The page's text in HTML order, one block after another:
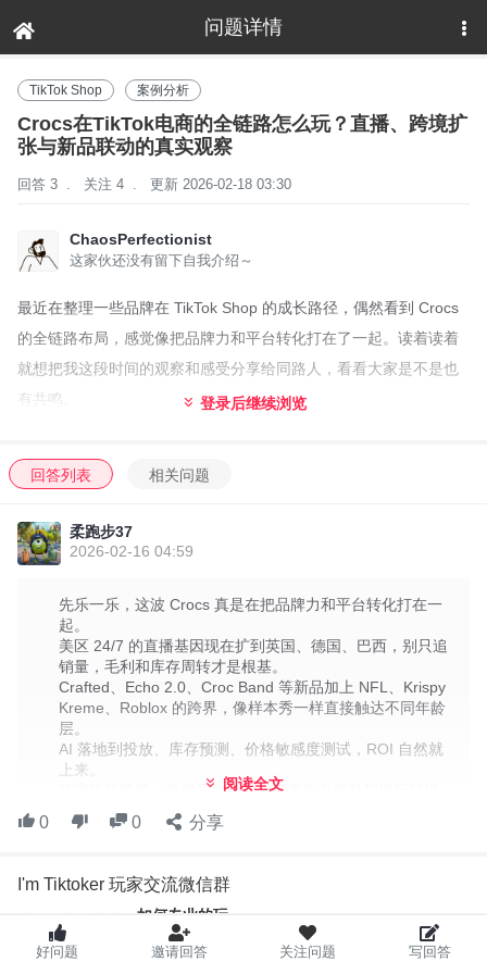
问题详情
下拉刷新
TikTok Shop 案例分析
Crocs在TikTok电商的全链路怎么玩？直播、跨境扩
张与新品联动的真实观察
回答 3 . 关注 4 . 更新 2026-02-18 03:30
ChaosPerfectionist
这家伙还没有留下自我介绍～
最近在整理一些品牌在 TikTok Shop 的成长路径，偶然看到 Crocs
的全链路布局，感觉像把品牌力和平台转化打在了一起。读着读着
就想把我这段时间的观察和感受分享给同路人，看看大家是不是也
有共鸣。
来长期增长。美区曾经在一个月内实现24/7 的直播基因，现在还在
扩展到英国、德国、巴西等市场。对我这个新手来说，这就像提
醒：别光追销量，毛利和库存周转也要放在心上，才是稳步增长的
根基。
Croc Band 等新线，加上凉鞋、跨界合作（NFL、Krispy Kreme、
Roblox），都是增量来源。视频里做样品秀和短评，能更直观地触
达不同年龄层，试水跨界联名也能带来新鲜感。
多元化产品线拉动全渠道成长，凉鞋、拖鞋等品类表现不错，Gen
Z 也对 Unforggettable 系列和与 Millie Bobby Brown 的合作有口碑
效应。我的感受是：跟进热卖品类的素材节奏，给新品做预热，节
到底贵在什么地方？社交电商能力成了核心资产。Crocs ...
登录后继续浏览
回答列表 相关问题
柔跑步37
2026-02-16 04:59
先乐一乐，这波 Crocs 真是在把品牌力和平台转化打在一
起。
美区 24/7 的直播基因现在扩到英国、德国、巴西，别只追
销量，毛利和库存周转才是根基。
Crafted、Echo 2.0、Croc Band 等新品加上 NFL、Krispy
Kreme、Roblox 的跨界，像样本秀一样直接触达不同年龄
层。
AI 落地到投放、库存预测、价格敏感度测试，ROI 自然就
上来。
跨境扩张要稳，关税压力还在，但直购力提升和供应链提
速，全球化就更顺了。
阅读全文
0 0 分享
I'm Tiktoker 玩家交流微信群
如何专业的玩，
如何开心的玩，
我们，
好问题 邀请回答 关注问题 写回答